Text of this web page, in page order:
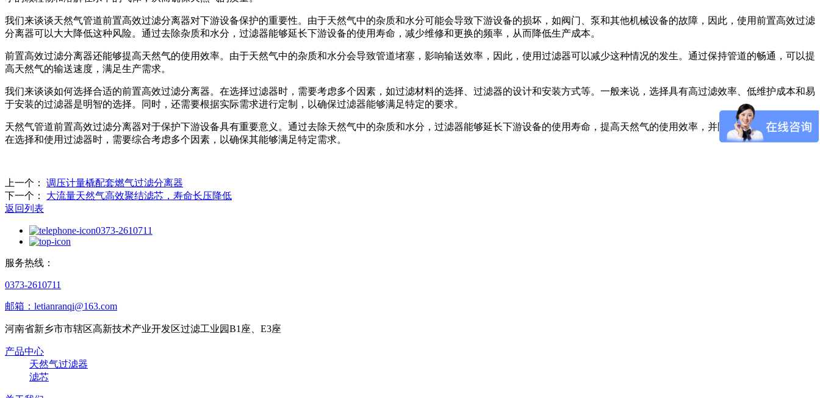
我们来谈谈天然气管道前置高效过滤分离器对下游设备保护的重要性。由于天然气中的杂质和水分可能会导致下游设备的损坏，如阀门、泵和其他机械设备的故障，因此，使用前置高效过滤
分离器可以大大降低这种风险。通过去除杂质和水分，过滤器能够延长下游设备的使用寿命，减少维修和更换的频率，从而降低生产成本。
前置高效过滤分离器还能够提高天然气的使用效率。由于天然气中的杂质和水分会导致管道堵塞，影响输送效率，因此，使用过滤器可以减少这种情况的发生。通过保持管道的畅通，可以提
高天然气的输送速度，满足生产需求。
我们来谈谈如何选择合适的前置高效过滤分离器。在选择过滤器时，需要考虑多个因素，如过滤材料的选择、过滤器的设计和安装方式等。一般来说，选择具有高过滤效率、低维护成本和易
于安装的过滤器是明智的选择。同时，还需要根据实际需求进行定制，以确保过滤器能够满足特定的要求。
天然气管道前置高效过滤分离器对于保护下游设备具有重要意义。通过去除天然气中的杂质和水分，过滤器能够延长下游设备的使用寿命，提高天然气的使用效率，并降低生产成本。因此，
在选择和使用过滤器时，需要综合考虑多个因素，以确保其能够满足特定需求。
上一个：
调压计量橇配套燃气过滤分离器
下一个：
大流量天然气高效聚结滤芯，寿命长压降低
返回列表
0373-2610711
服务热线：
0373-2610711
邮箱：letianranqi@163.com
河南省新乡市市辖区高新技术产业开发区过滤工业园B1座、E3座
产品中心
天然气过滤器
滤芯